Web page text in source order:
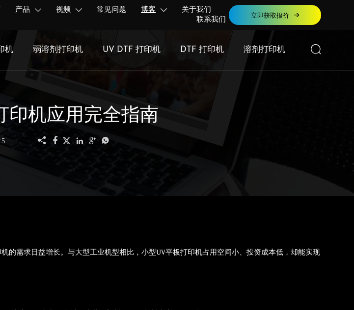
产品  视频  常见问题 博客 
关于我们
联系我们
立即获取报价
机 弱溶剂打印机 UV DTF 打印机 DTF 打印机 溶剂打印机 
印机应用完全指南
     
的需求日益增长。与大型工业机型相比，小型UV平板打印机占用空间小、投资成本低，却能实现